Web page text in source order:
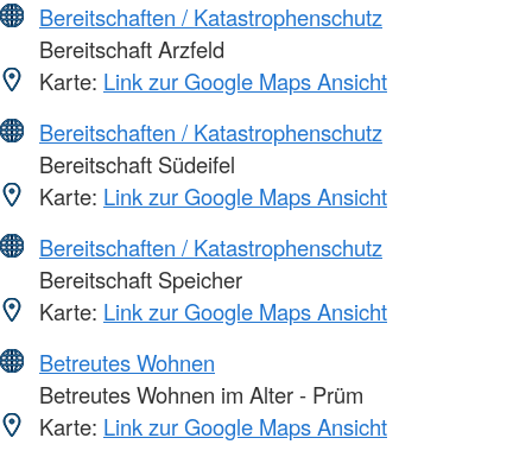
Bereitschaften / Katastrophenschutz
Bereitschaft Arzfeld
Karte: Link zur Google Maps Ansicht
Bereitschaften / Katastrophenschutz
Bereitschaft Südeifel
Karte: Link zur Google Maps Ansicht
Bereitschaften / Katastrophenschutz
Bereitschaft Speicher
Karte: Link zur Google Maps Ansicht
Betreutes Wohnen
Betreutes Wohnen im Alter - Prüm
Karte: Link zur Google Maps Ansicht